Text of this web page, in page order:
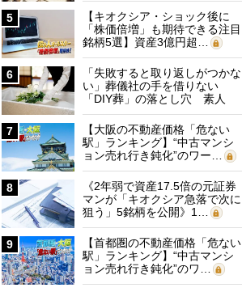
5
【キオクシア・ショック後に
「株価倍増」も期待できる注目
銘柄5選】資産3億円超…
6
「失敗すると取り返しがつかな
い」葬儀社の手を借りない
「DIY葬」の落とし穴 素人
に…
7
【大阪の不動産価格「危ない
駅」ランキング】“中古マンシ
ョン売れ行き鈍化”のワー…
8
《2年弱で資産17.5倍の元証券
マンが「キオクシア急落で次に
狙う」5銘柄を公開》1…
9
【首都圏の不動産価格「危ない
駅」ランキング】“中古マンシ
ョン売れ行き鈍化”のワ…